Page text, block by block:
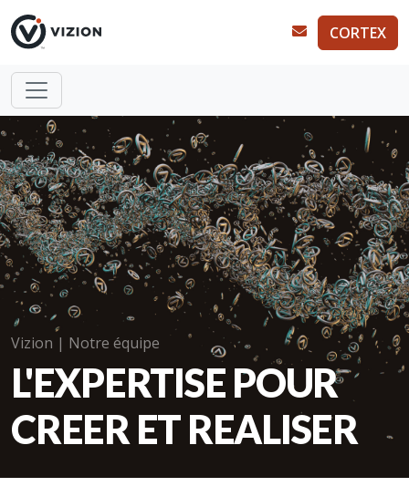
CORTEX
Vizion | Notre équipe
L'EXPERTISE POUR
CREER ET REALISER